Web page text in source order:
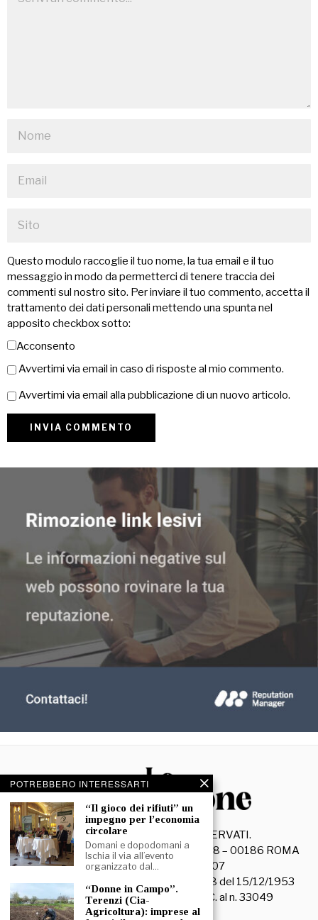
Questo modulo raccoglie il tuo nome, la tua email e il tuo
messaggio in modo da permetterci di tenere traccia dei
commenti sul nostro sito. Per inviare il tuo commento, accetta il
trattamento dei dati personali mettendo una spunta nel
apposito checkbox sotto:
Acconsento
Avvertimi via email in caso di risposte al mio commento.
Avvertimi via email alla pubblicazione di un nuovo articolo.
© 2026- TUTTI I DIRITTI RISERVATI.
La Discussione S.r.l. – Piazza Capranica, 78 – 00186 ROMA
C.F. e P. IVA 15045971007
Registrazione Tribunale di Roma n. 3628 del 15/12/1953
La società editrice è iscritta al R.O.C. al n. 33049
POTREBBERO INTERESSARTI
“Il gioco dei rifiuti” un
impegno per l’economia
circolare
Domani e dopodomani a
Ischia il via all’evento
organizzato dal…
“Donne in Campo”.
Terenzi (Cia-
Agricoltura): imprese al